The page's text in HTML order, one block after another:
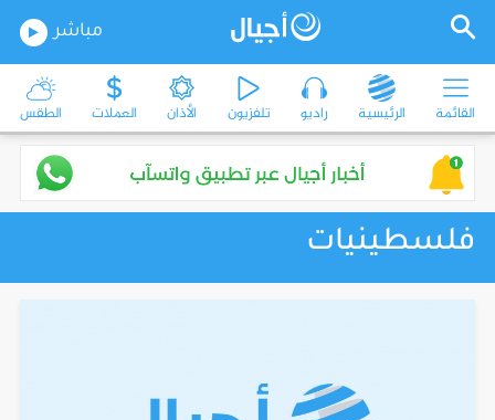
مباشر
القائمة الرئيسية راديو تلفزيون الأذان العملات الطقس
فلسطينيات